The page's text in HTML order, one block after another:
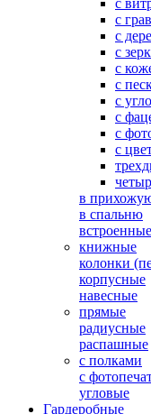
с
с
с
с
с
с
с
с
с
с
в
в спальню
встроенные
книжные
колонки
корпусные
навесные
прямые
радиусные
распашные
с полками
с
угловые
Гардеробные